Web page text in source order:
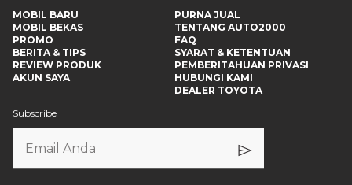
MOBIL BARU
MOBIL BEKAS
PROMO
BERITA & TIPS
REVIEW PRODUK
AKUN SAYA
PURNA JUAL
TENTANG AUTO2000
FAQ
SYARAT & KETENTUAN
PEMBERITAHUAN PRIVASI
HUBUNGI KAMI
DEALER TOYOTA
Subscribe